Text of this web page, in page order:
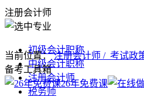
注册会计师
初级会计职称
中级会计职称
注册会计师
税务师
当前位置：注册会计师 / 考试政
备考工具箱
26年免费课